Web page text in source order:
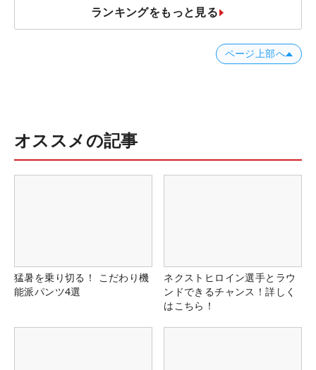
ランキングをもっと見る
ページ上部へ
オススメの記事
猛暑を乗り切る！ こだわり機
能派パンツ4選
ネクストヒロイン選手とラウ
ンドできるチャンス！詳しく
はこちら！